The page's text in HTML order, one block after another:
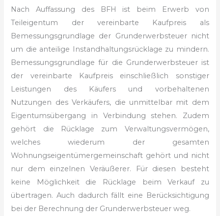
Nach Auffassung des BFH ist beim Erwerb von
Teileigentum der vereinbarte Kaufpreis als
Bemessungsgrundlage der Grunderwerbsteuer nicht
um die anteilige Instandhaltungsrücklage zu mindern.
Bemessungsgrundlage für die Grunderwerbsteuer ist
der vereinbarte Kaufpreis einschließlich sonstiger
Leistungen des Käufers und vorbehaltenen
Nutzungen des Verkäufers, die unmittelbar mit dem
Eigentumsübergang in Verbindung stehen. Zudem
gehört die Rücklage zum Verwaltungsvermögen,
welches wiederum der gesamten
Wohnungseigentümergemeinschaft gehört und nicht
nur dem einzelnen Veräußerer. Für diesen besteht
keine Möglichkeit die Rücklage beim Verkauf zu
übertragen. Auch dadurch fällt eine Berücksichtigung
bei der Berechnung der Grunderwerbsteuer weg.